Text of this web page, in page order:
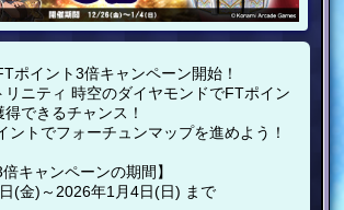
ポイント3倍キャンペーン開始！
リニティ 時空のダイヤモンドでFTポイン
得できるチャンス！
ントでフォーチュンマップを進めよう！
倍キャンペーンの期間】
(金)～2026年1月4日(日) まで